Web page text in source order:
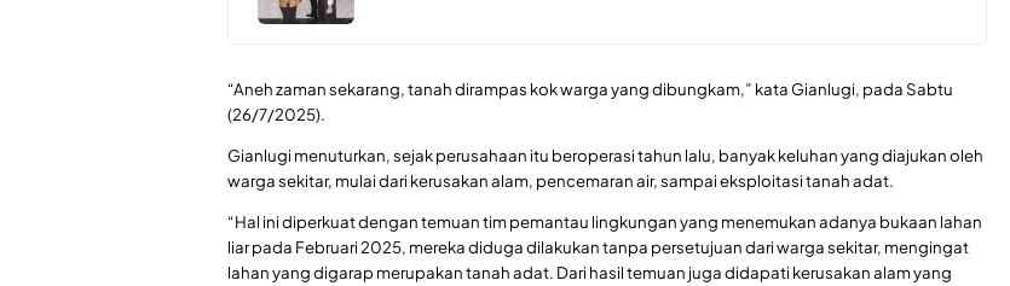
“Aneh zaman sekarang, tanah dirampas kok warga yang dibungkam,” kata Gianlugi, pada Sabtu
(26/7/2025).
Gianlugi menuturkan, sejak perusahaan itu beroperasi tahun lalu, banyak keluhan yang diajukan oleh
warga sekitar, mulai dari kerusakan alam, pencemaran air, sampai eksploitasi tanah adat.
“Hal ini diperkuat dengan temuan tim pemantau lingkungan yang menemukan adanya bukaan lahan
liar pada Februari 2025, mereka diduga dilakukan tanpa persetujuan dari warga sekitar, mengingat
lahan yang digarap merupakan tanah adat. Dari hasil temuan juga didapati kerusakan alam yang